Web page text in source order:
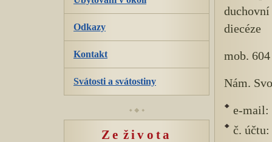
duchovní
diecéze
mob.
Nám.
e-mail:
č. účtu:
Odkazy
Kontakt
Svátosti a svátostiny
Ze života